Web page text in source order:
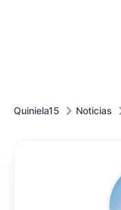
Quiniela15 Noticias